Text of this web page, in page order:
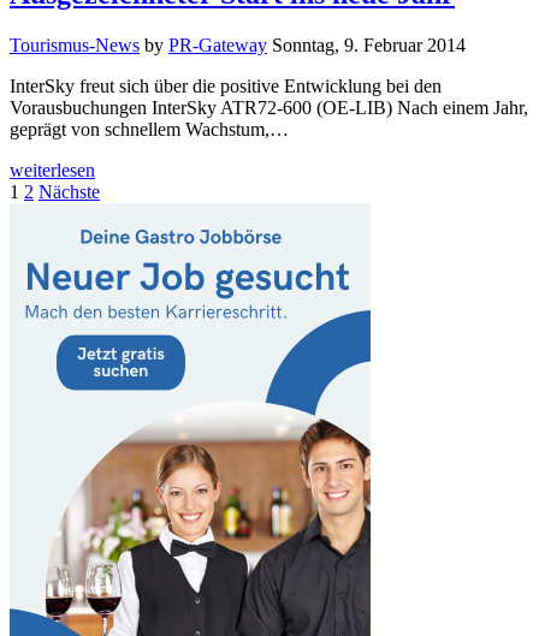
Tourismus-News by PR-Gateway Sonntag, 9. Februar 2014
InterSky freut sich über die positive Entwicklung bei den
Vorausbuchungen InterSky ATR72-600 (OE-LIB) Nach einem Jahr,
geprägt von schnellem Wachstum,…
weiterlesen
Seitennummerierung
Beiträge
1 2 Nächste